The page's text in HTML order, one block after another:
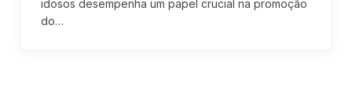
idosos desempenha um papel crucial na promoção
do…